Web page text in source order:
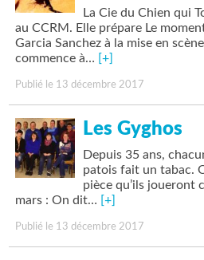
La Cie du Chien qui
au CCRM. Elle prépare Le
Garcia Sanchez à la mise en
commence à… [+]
Publié le 13 décembre 2017
Les Gyghos
Depuis 35 ans,
patois fait un tabac.
pièce qu’ils joueront
mars : On dit… [+]
Publié le 13 décembre 2017